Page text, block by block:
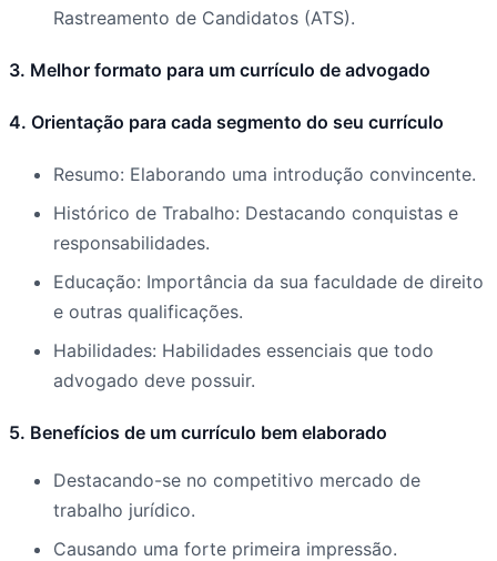
Rastreamento de Candidatos (ATS).
3. Melhor formato para um currículo de advogado
4. Orientação para cada segmento do seu currículo
Resumo: Elaborando uma introdução convincente.
Histórico de Trabalho: Destacando conquistas e
responsabilidades.
Educação: Importância da sua faculdade de direito
e outras qualificações.
Habilidades: Habilidades essenciais que todo
advogado deve possuir.
5. Benefícios de um currículo bem elaborado
Destacando-se no competitivo mercado de
trabalho jurídico.
Causando uma forte primeira impressão.